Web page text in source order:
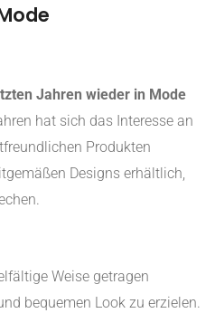
Jahren wieder in Mode
hat sich das Interesse an
Produkten
Designs erhältlich,
Weise getragen
bequemen Look zu erzielen.